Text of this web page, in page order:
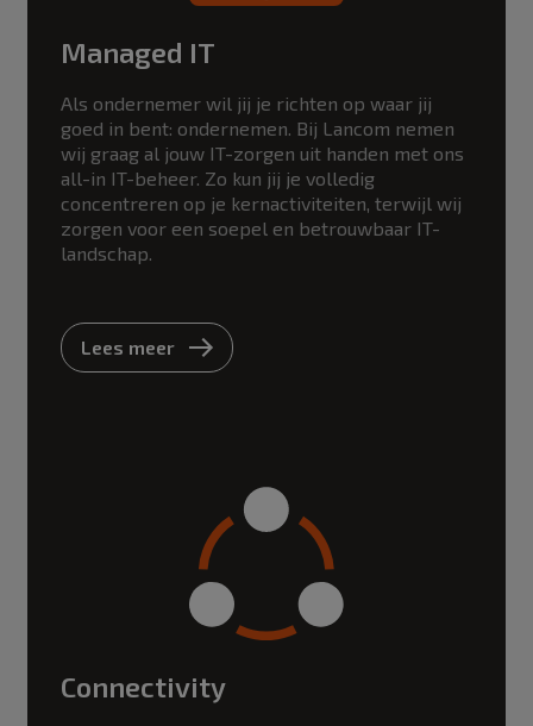
Managed IT
Als ondernemer wil jij je richten op waar jij
goed in bent: ondernemen. Bij Lancom nemen
wij graag al jouw IT-zorgen uit handen met ons
all-in IT-beheer. Zo kun jij je volledig
concentreren op je kernactiviteiten, terwijl wij
zorgen voor een soepel en betrouwbaar IT-
landschap.
Lees meer
Connectivity